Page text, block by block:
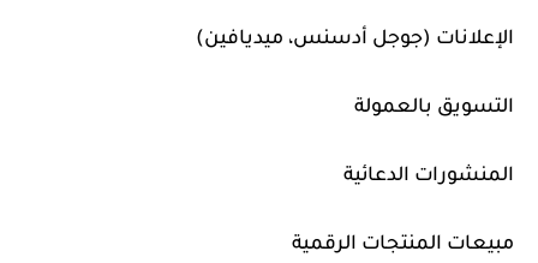
الإعلانات (جوجل أدسنس، ميديافين)
التسويق بالعمولة
المنشورات الدعائية
مبيعات المنتجات الرقمية